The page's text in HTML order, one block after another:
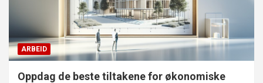
ARBEID
Oppdag de beste tiltakene for økonomiske